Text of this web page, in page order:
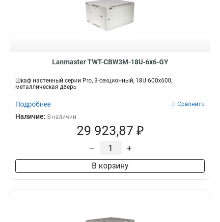
Lanmaster TWT-CBW3M-18U-6x6-GY
Шкаф настенный серии Pro, 3-секционный, 18U 600x600,
металлическая дверь
Подробнее Сравнить
Наличие: В наличии
29 923,87 ₽
– +
В корзину